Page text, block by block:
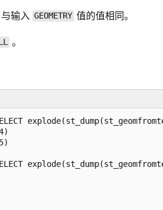
与输入 GEOMETRY 值的值相同。
。